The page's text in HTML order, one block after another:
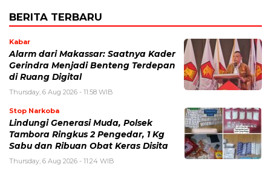
BERITA TERBARU
Kabar
Alarm dari Makassar: Saatnya Kader
Gerindra Menjadi Benteng Terdepan
di Ruang Digital
Thursday, 6 Aug 2026 - 11:58 WIB
Stop Narkoba
Lindungi Generasi Muda, Polsek
Tambora Ringkus 2 Pengedar, 1 Kg
Sabu dan Ribuan Obat Keras Disita
Thursday, 6 Aug 2026 - 11:24 WIB